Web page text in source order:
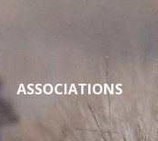
ASSOCIATIONS